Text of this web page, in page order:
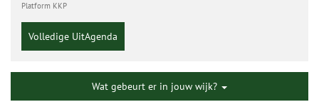
Platform KKP
Volledige UitAgenda
Wat gebeurt er in jouw wijk?